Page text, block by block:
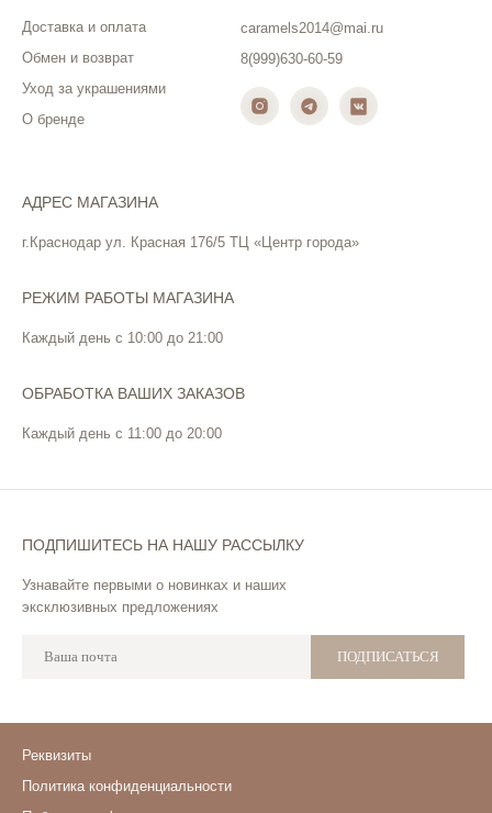
Доставка и оплата
Обмен и возврат
Уход за украшениями
О бренде
caramels2014@mai.ru
8(999)630-60-59
ПОДПИШИТЕСЬ НА НАШУ РАССЫЛКУ
Узнавайте первыми о новинках и наших
эксклюзивных предложениях
ПОДПИСАТЬСЯ
АДРЕС МАГАЗИНА
г.Краснодар ул. Красная 176/5 ТЦ «Центр города»
ОБРАБОТКА ВАШИХ ЗАКАЗОВ
Каждый день с 11:00 до 20:00
РЕЖИМ РАБОТЫ МАГАЗИНА
Каждый день с 10:00 до 21:00
Политика конфиденциальности
Реквизиты